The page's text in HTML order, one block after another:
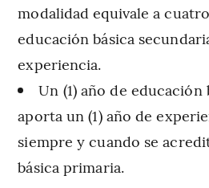
modalidad equivale a
educación básica
experiencia.
Un (1) año de educación
aporta un (1) año de
siempre y cuando se
básica primaria.